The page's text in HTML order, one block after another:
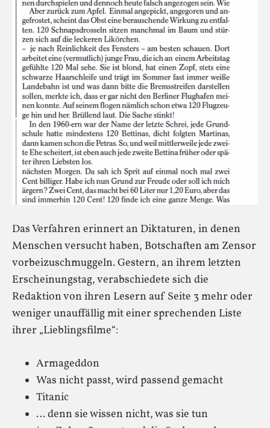
Das Verfahren erinnert an Diktaturen, in denen
Menschen versucht haben, Botschaften am Zensor
vorbeizuschmuggeln. Gestern, an ihrem letzten
Erscheinungstag, verabschiedete sich die
Redaktion von ihren Lesern auf Seite 3 mehr oder
weniger unauffällig mit einer sprechenden Liste
ihrer „Lieblingsfilme“:
Armageddon
Was nicht passt, wird passend gemacht
Titanic
… denn sie wissen nicht, was sie tun